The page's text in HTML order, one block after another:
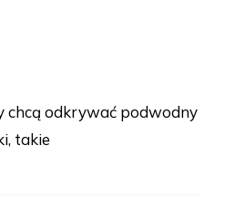
chcą odkrywać podwodny
takie